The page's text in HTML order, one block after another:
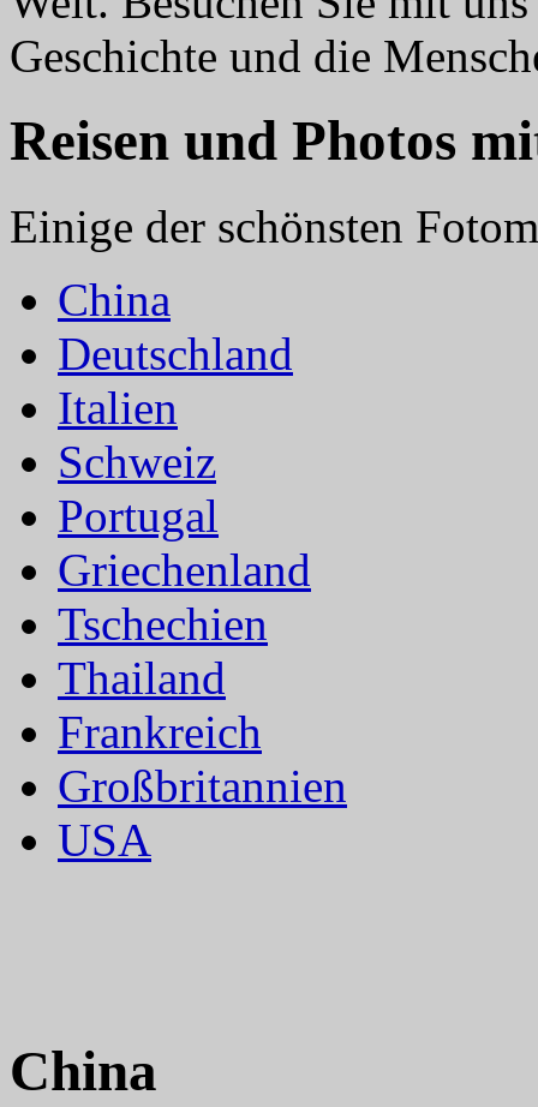
Geschichte und die
Reisen und Photos
Einige der schönsten
China
Deutschland
Italien
Schweiz
Portugal
Griechenland
Tschechien
Thailand
Frankreich
Großbritannien
USA
China